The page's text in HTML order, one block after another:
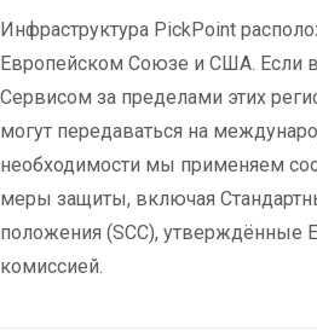
Инфраструктура PickPoint
Европейском Союзе и США. Если
Сервисом за пределами этих
могут передаваться на
необходимости мы применяем
меры защиты, включая
положения (SCC), утверждённые
комиссией.